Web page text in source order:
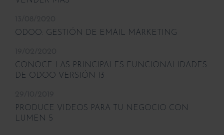
ODOO: GESTIÓN DE EMAIL MARKETING
CONOCE LAS PRINCIPALES FUNCIONALIDADES
DE ODOO VERSIÓN 13
PRODUCE VIDEOS PARA TU NEGOCIO CON
LUMEN 5